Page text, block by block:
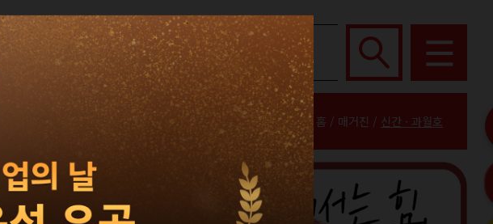
빅이슈 서포터즈 About
홈 / 매거진 / 신간 · 과월호